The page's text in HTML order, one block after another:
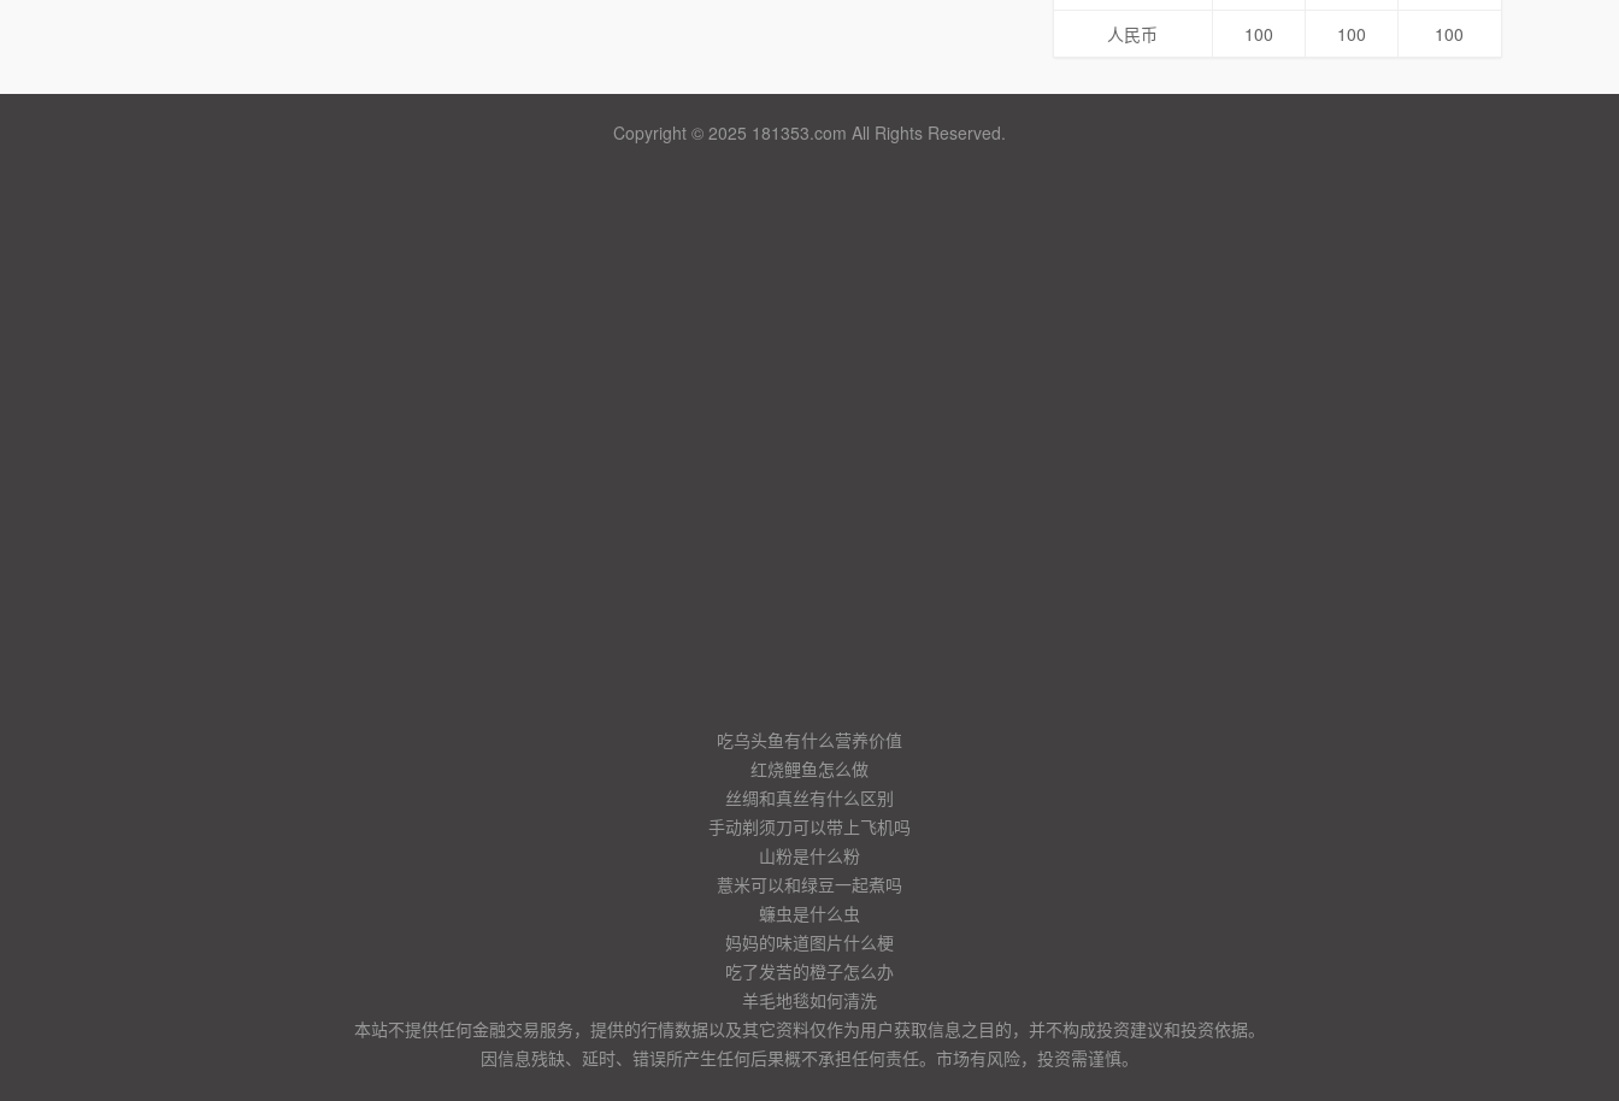
人民币
100 100 100
Copyright © 2025 181353.com All Rights Reserved.
吃乌头鱼有什么营养价值
红烧鲤鱼怎么做
丝绸和真丝有什么区别
手动剃须刀可以带上飞机吗
山粉是什么粉
薏米可以和绿豆一起煮吗
蠊虫是什么虫
妈妈的味道图片什么梗
吃了发苦的橙子怎么办
羊毛地毯如何清洗
本站不提供任何金融交易服务，提供的行情数据以及其它资料仅作为用户获取信息之目的，并不构成投资建议和投资依据。
因信息残缺、延时、错误所产生任何后果概不承担任何责任。市场有风险，投资需谨慎。